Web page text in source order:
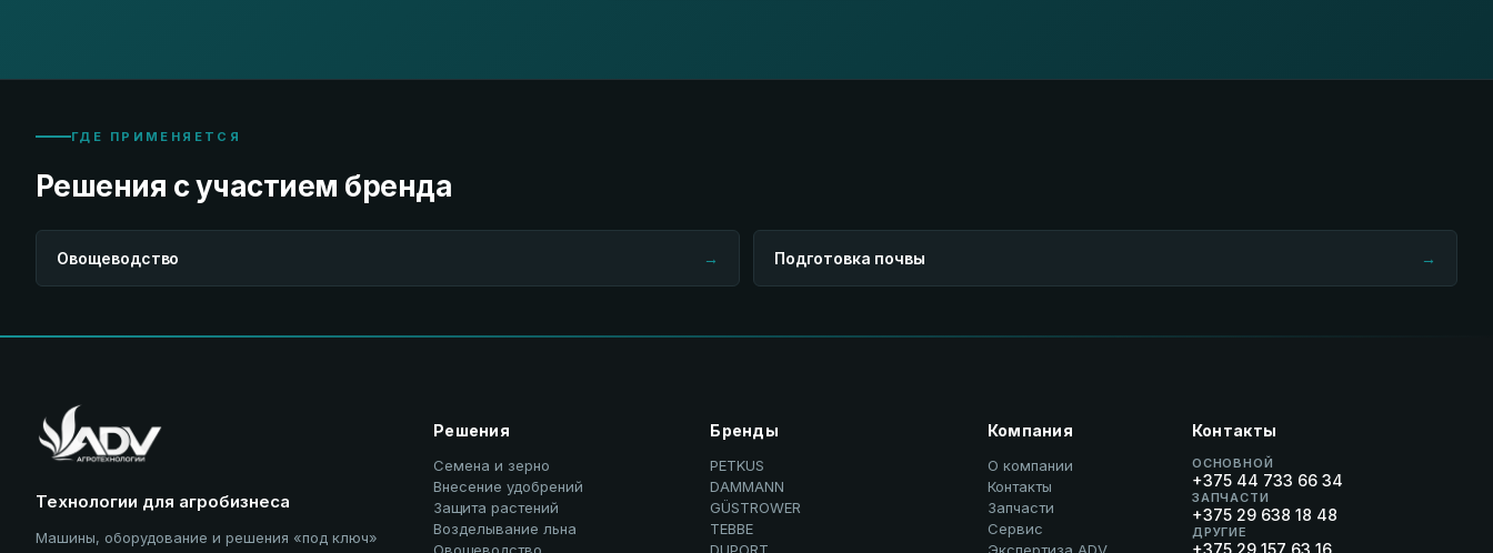
ГДЕ ПРИМЕНЯЕТСЯ
Решения с участием бренда
Овощеводство → Подготовка почвы →
Технологии для агробизнеса
Машины, оборудование и решения «под ключ»
Решения
Семена и зерно
Внесение удобрений
Защита растений
Возделывание льна
Овощеводство
Бренды
PETKUS
DAMMANN
GÜSTROWER
TEBBE
DUPORT
Компания
О компании
Контакты
Запчасти
Сервис
Экспертиза ADV
Контакты
ОСНОВНОЙ
+375 44 733 66 34
ЗАПЧАСТИ
+375 29 638 18 48
ДРУГИЕ
+375 29 157 63 16